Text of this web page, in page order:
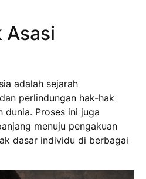
Asasi
adalah sejarah
perlindungan hak-hak
dunia. Proses ini juga
menuju pengakuan
dasar individu di berbagai